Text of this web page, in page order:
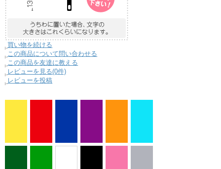
買い物を続ける
この商品について問い合わせる
この商品を友達に教える
レビューを見る(0件)
レビューを投稿